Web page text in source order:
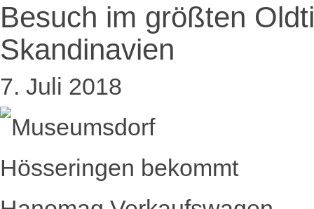
Besuch im größten
Skandinavien
7. Juli 2018